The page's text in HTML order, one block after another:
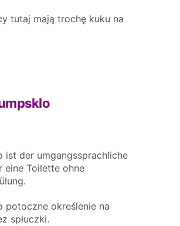
tutaj mają trochę kuku na
ist der umgangssprachliche
eine Toilette ohne
potoczne określenie na
spłuczki.